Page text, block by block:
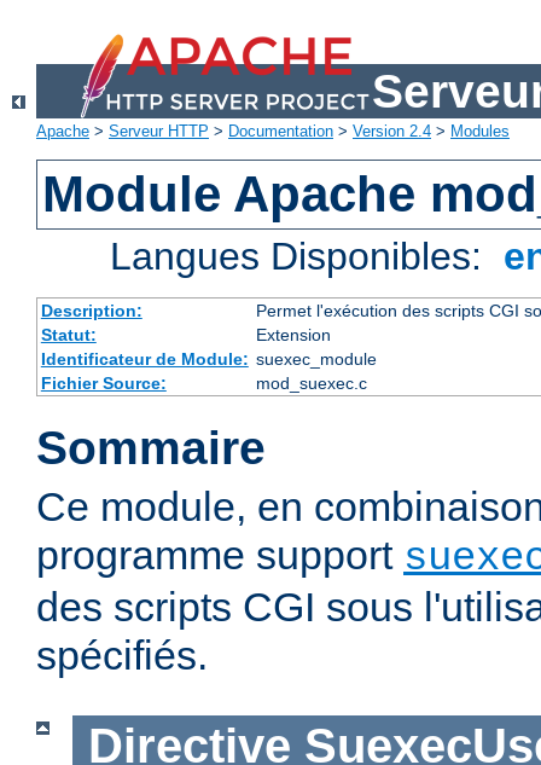
Apache > Serveur HTTP > Documentation > Version 2.4 > Modules
Module Apache
Langues Disponibles:
Description:
Permet l'exécution des scripts CGI
Statut:
Extension
Identificateur de Module: suexec_module
Fichier Source:
mod_suexec.c
Sommaire
Ce module, en
programme support
des scripts CGI sous
spécifiés.
Directive